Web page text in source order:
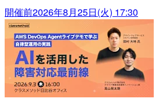
開催前2026年8月25日(火) 17:30